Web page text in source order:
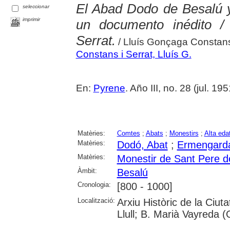
seleccionar
imprimir
El Abad Dodo de Besalú
un documento inédito
Serrat. / Lluís Gonçaga
Constans i Serrat, Lluís G.
En: Pyrene. Año III, no. 28 (jul.
Matèries: Comtes ; Abats ; Monestirs ; Alta
Matèries:
Dodó, Abat;
Matèries: Monestir de Sant Pere
Àmbit: Besalú
Cronologia: [800 - 1000]
Localització: Arxiu Històric de la
Llull; B. Marià Vayreda